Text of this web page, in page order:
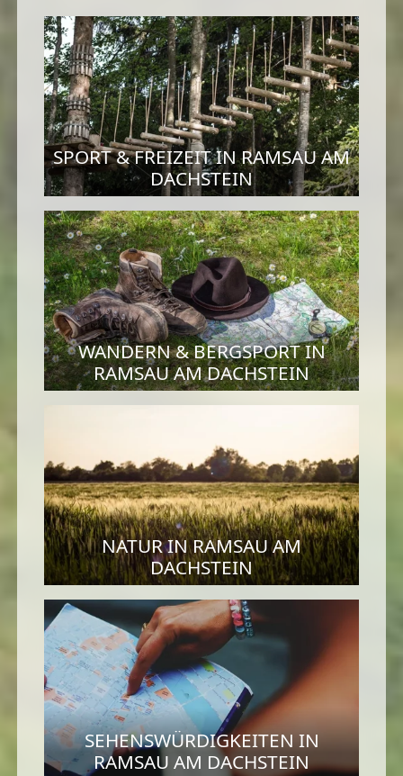
SPORT & FREIZEIT IN RAMSAU AM
DACHSTEIN
WANDERN & BERGSPORT IN
RAMSAU AM DACHSTEIN
NATUR IN RAMSAU AM
DACHSTEIN
SEHENSWÜRDIGKEITEN IN
RAMSAU AM DACHSTEIN